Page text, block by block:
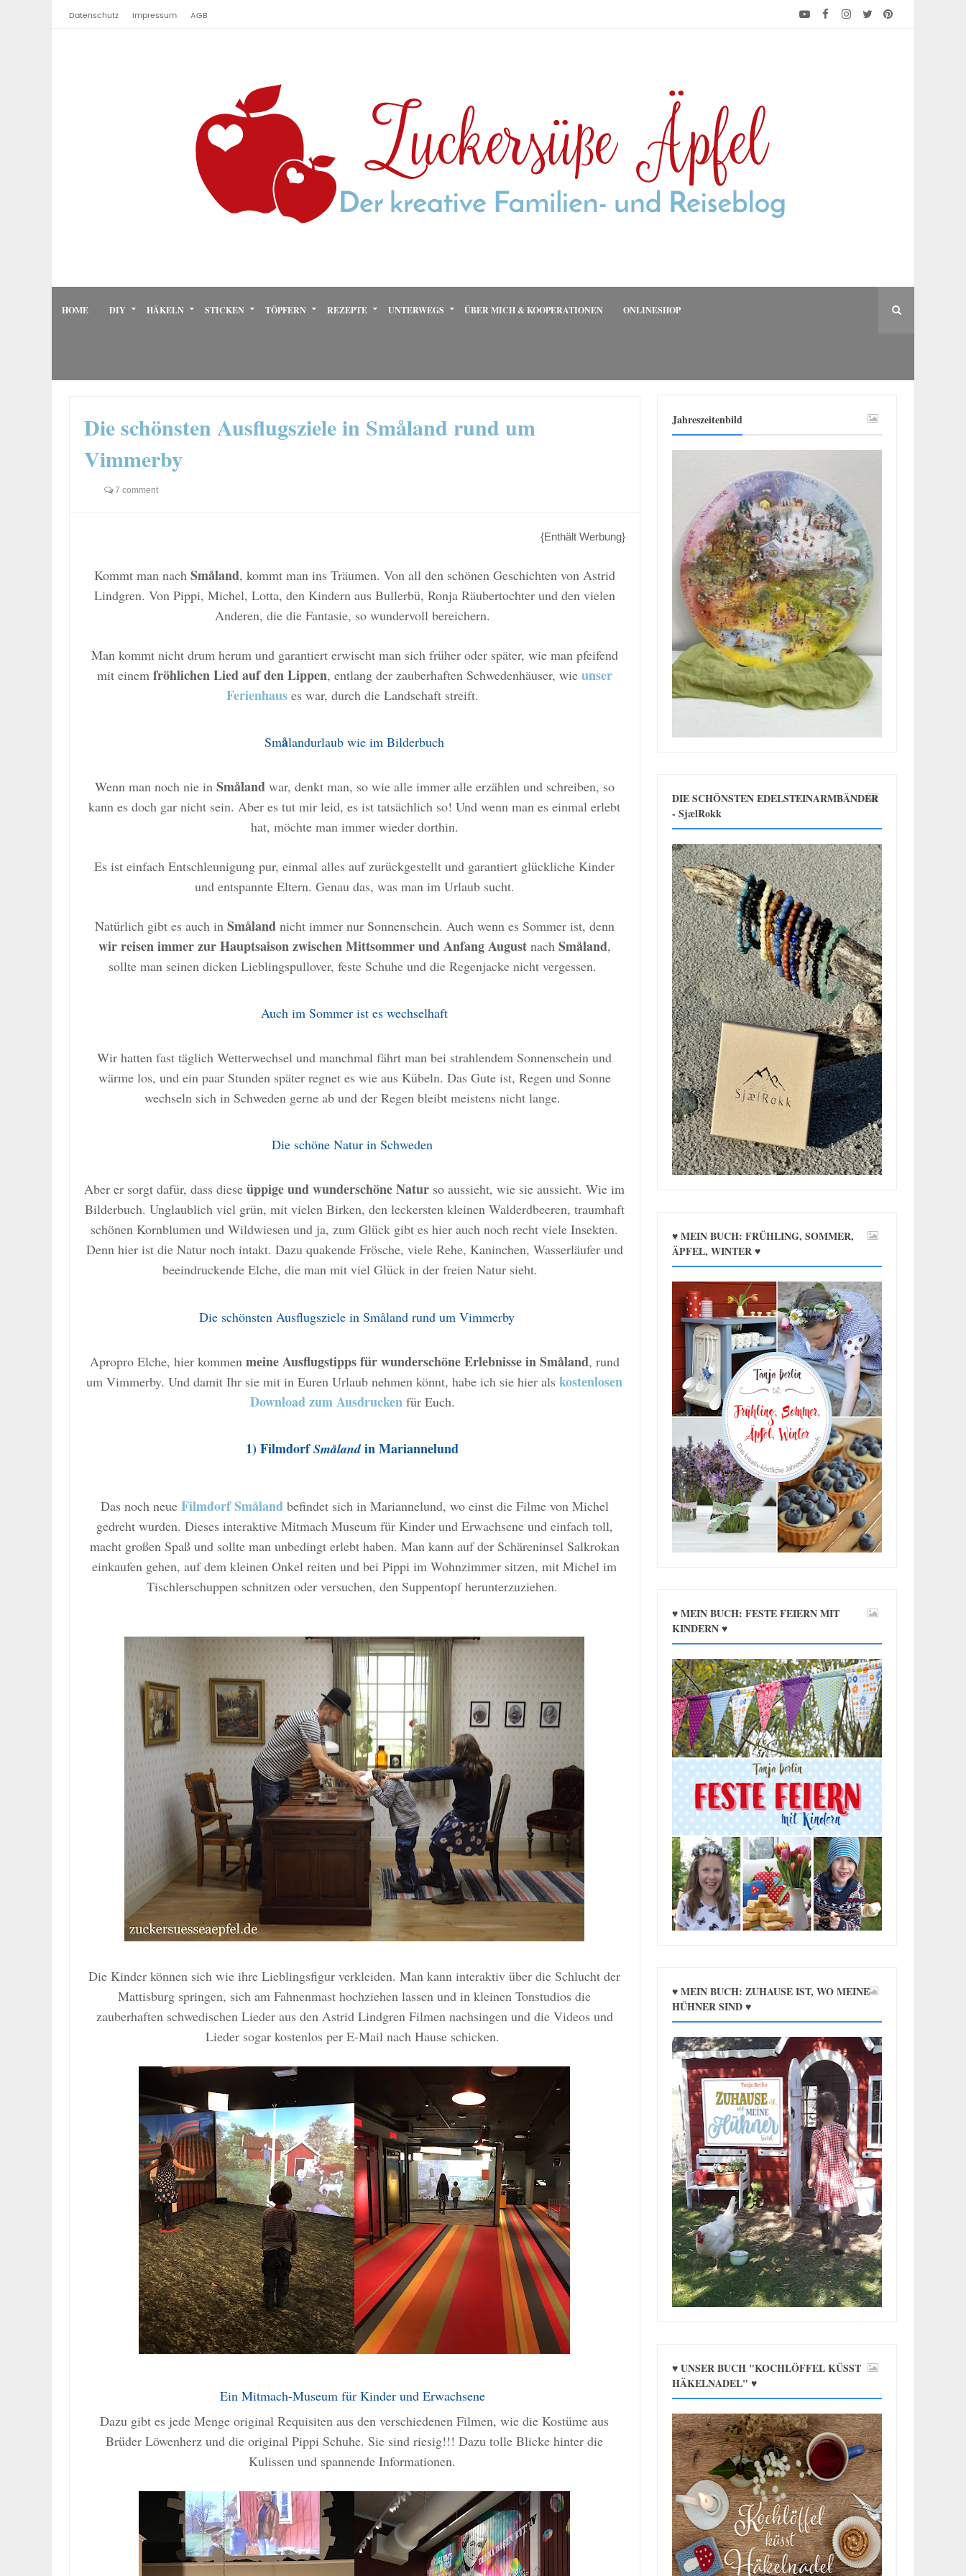
Datenschutz Impressum AGB
HOME DIY HÄKELN STICKEN TÖPFERN REZEPTE UNTERWEGS ÜBER MICH & KOOPERATIONEN ONLINESHOP
Die schönsten Ausflugsziele in Småland rund um
Vimmerby
7 comment
{Enthält Werbung}
Kommt man nach Småland, kommt man ins Träumen. Von all den schönen Geschichten von Astrid
Lindgren. Von Pippi, Michel, Lotta, den Kindern aus Bullerbü, Ronja Räubertochter und den vielen
Anderen, die die Fantasie, so wundervoll bereichern.
Man kommt nicht drum herum und garantiert erwischt man sich früher oder später, wie man pfeifend
mit einem fröhlichen Lied auf den Lippen, entlang der zauberhaften Schwedenhäuser, wie unser
Ferienhauses war, durch die Landschaft streift.
Smålandurlaub wie im Bilderbuch
Wenn man noch nie in Småland war, denkt man, so wie alle immer alle erzählen und schreiben, so
kann es doch gar nicht sein. Aber es tut mir leid, es ist tatsächlich so! Und wenn man es einmal erlebt
hat, möchte man immer wieder dorthin.
Es ist einfach Entschleunigung pur, einmal alles auf zurückgestellt und garantiert glückliche Kinder
und entspannte Eltern. Genau das, was man im Urlaub sucht.
Natürlich gibt es auch in Smålandnicht immer nur Sonnenschein. Auch wenn es Sommer ist, denn
wir reisen immer zur Hauptsaison zwischen Mittsommer und Anfang August nach Småland,
sollte man seinen dicken Lieblingspullover, feste Schuhe und die Regenjacke nicht vergessen.
Auch im Sommer ist es wechselhaft
Wir hatten fast täglich Wetterwechsel und manchmal fährt man bei strahlendem Sonnenschein und
wärme los, und ein paar Stunden später regnet es wie aus Kübeln. Das Gute ist, Regen und Sonne
wechseln sich in Schweden gerne ab und der Regen bleibt meistens nicht lange.
Die schöne Natur in Schweden
Aber er sorgt dafür, dass dieseüppige und wunderschöne Natur so aussieht, wie sie aussieht. Wie im
Bilderbuch. Unglaublich viel grün, mit vielen Birken, den leckersten kleinen Walderdbeeren, traumhaft
schönen Kornblumen und Wildwiesen und ja, zum Glück gibt es hier auch noch recht viele Insekten.
Denn hier ist die Natur noch intakt. Dazu quakende Frösche, viele Rehe, Kaninchen, Wasserläufer und
beeindruckende Elche, die man mit viel Glück in der freien Natur sieht.
Die schönsten Ausflugsziele in Småland rund um Vimmerby
Apropro Elche, hier kommen meine Ausflugstipps für wunderschöne Erlebnisse in Småland, rund
um Vimmerby. Und damit Ihr sie mit in Euren Urlaub nehmen könnt, habe ich sie hier alskostenlosen
Download zum Ausdruckenfür Euch.
1)FilmdorfSmåland in Mariannelund
Das noch neue Filmdorf Småland befindet sich in Mariannelund, wo einst die Filme von Michel
gedreht wurden. Dieses interaktive Mitmach Museum für Kinder und Erwachsene und einfach toll,
macht großen Spaß und sollte man unbedingt erlebt haben. Man kann auf der Schäreninsel Salkrokan
einkaufen gehen, auf dem kleinen Onkel reiten und bei Pippi im Wohnzimmer sitzen, mit Michel im
Tischlerschuppen schnitzen oder versuchen, den Suppentopf herunterzuziehen.
Die Kinder können sich wie ihre Lieblingsfigur verkleiden. Man kann interaktiv über die Schlucht der
Mattisburg springen, sich am Fahnenmast hochziehen lassen und in kleinen Tonstudios die
zauberhaften schwedischen Lieder aus den Astrid Lindgren Filmen nachsingen und die Videos und
Lieder sogar kostenlos per E-Mail nach Hause schicken.
Ein Mitmach-Museum für Kinder und Erwachsene
Dazu gibt es jede Menge original Requisiten aus den verschiedenen Filmen, wie die Kostüme aus
Brüder Löwenherz und die original Pippi Schuhe. Sie sind riesig!!! Dazu tolle Blicke hinter die
Kulissen und spannende Informationen.
Jahreszeitenbild
DIE SCHÖNSTEN EDELSTEINARMBÄNDER
- SjælRokk
♥ MEIN BUCH: FRÜHLING, SOMMER,
ÄPFEL, WINTER ♥
♥ MEIN BUCH: FESTE FEIERN MIT
KINDERN ♥
♥ MEIN BUCH: ZUHAUSE IST, WO MEINE
HÜHNER SIND ♥
♥ UNSER BUCH "KOCHLÖFFEL KÜSST
HÄKELNADEL" ♥